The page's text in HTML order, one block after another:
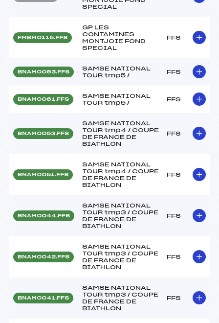
SPECIAL
FMBM0115.FFS
GP LES
CONTAMINES
MONTJOIE FOND
SPECIAL
FFS
BNAM0063.FFS
SAMSE NATIONAL
TOUR tmp5 /
FFS
BNAM0061.FFS
SAMSE NATIONAL
TOUR tmp5 /
FFS
BNAM0053.FFS
SAMSE NATIONAL
TOUR tmp4 / COUPE
DE FRANCE DE
BIATHLON
FFS
BNAM0051.FFS
SAMSE NATIONAL
TOUR tmp4 / COUPE
DE FRANCE DE
BIATHLON
FFS
BNAM0044.FFS
SAMSE NATIONAL
TOUR tmp3 / COUPE
DE FRANCE DE
BIATHLON
FFS
BNAM0042.FFS
SAMSE NATIONAL
TOUR tmp3 / COUPE
DE FRANCE DE
BIATHLON
FFS
BNAM0041.FFS
SAMSE NATIONAL
TOUR tmp3 / COUPE
DE FRANCE DE
BIATHLON
FFS